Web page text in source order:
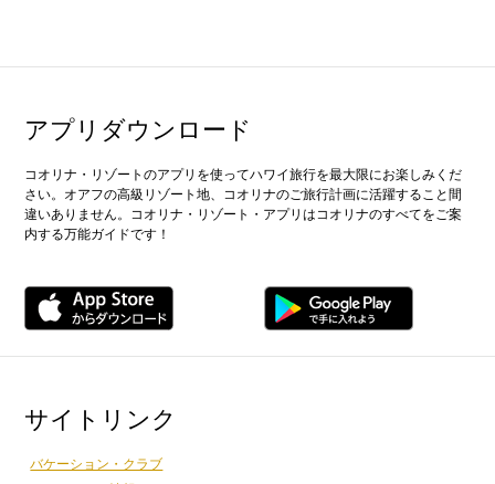
アプリダウンロード
コオリナ・リゾートのアプリを使ってハワイ旅行を最大限にお楽しみくだ
さい。オアフの高級リゾート地、コオリナのご旅行計画に活躍すること間
違いありません。コオリナ・リゾート・アプリはコオリナのすべてをご案
内する万能ガイドです！
サイトリンク
バケーション・クラブ